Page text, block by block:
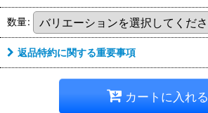
数量:
返品特約に関する重要事項
カートに入れる